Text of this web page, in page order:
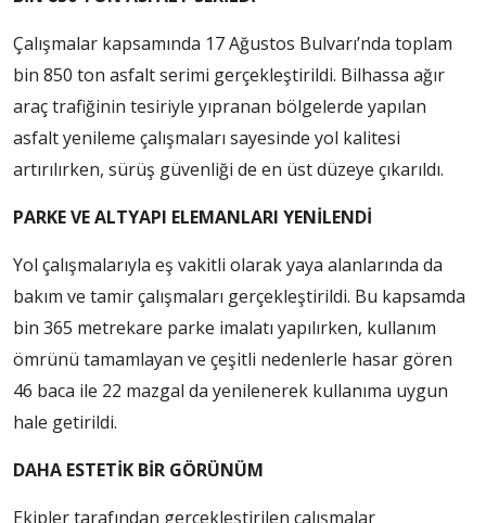
Çalışmalar kapsamında 17 Ağustos Bulvarı’nda toplam
bin 850 ton asfalt serimi gerçekleştirildi. Bilhassa ağır
araç trafiğinin tesiriyle yıpranan bölgelerde yapılan
asfalt yenileme çalışmaları sayesinde yol kalitesi
artırılırken, sürüş güvenliği de en üst düzeye çıkarıldı.
PARKE VE ALTYAPI ELEMANLARI YENİLENDİ
Yol çalışmalarıyla eş vakitli olarak yaya alanlarında da
bakım ve tamir çalışmaları gerçekleştirildi. Bu kapsamda
bin 365 metrekare parke imalatı yapılırken, kullanım
ömrünü tamamlayan ve çeşitli nedenlerle hasar gören
46 baca ile 22 mazgal da yenilenerek kullanıma uygun
hale getirildi.
DAHA ESTETİK BİR GÖRÜNÜM
Ekipler tarafından gerçekleştirilen çalışmalar